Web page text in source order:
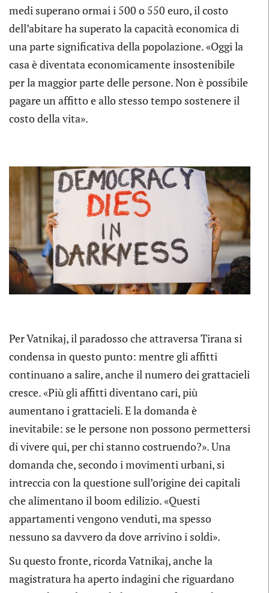
medi superano ormai i 500 o 550 euro, il costo
dell’abitare ha superato la capacità economica di
una parte significativa della popolazione. «Oggi la
casa è diventata economicamente insostenibile
per la maggior parte delle persone. Non è possibile
pagare un affitto e allo stesso tempo sostenere il
costo della vita».
Per Vatnikaj, il paradosso che attraversa Tirana si
condensa in questo punto: mentre gli affitti
continuano a salire, anche il numero dei grattacieli
cresce. «Più gli affitti diventano cari, più
aumentano i grattacieli. E la domanda è
inevitabile: se le persone non possono permettersi
di vivere qui, per chi stanno costruendo?». Una
domanda che, secondo i movimenti urbani, si
intreccia con la questione sull’origine dei capitali
che alimentano il boom edilizio. «Questi
appartamenti vengono venduti, ma spesso
nessuno sa davvero da dove arrivino i soldi».
Su questo fronte, ricorda Vatnikaj, anche la
magistratura ha aperto indagini che riguardano